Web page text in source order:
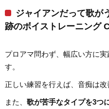
ジャイアンだって歌が
跡のボイストレーニング
プロアマ問わず、幅広い方に
す。
正しい練習を行えば、音痴は改
また、 歌が苦手なタイプを3つ